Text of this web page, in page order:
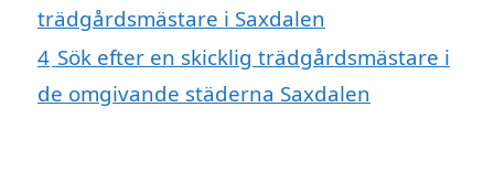
trädgårdsmästare i Saxdalen
4 Sök efter en skicklig trädgårdsmästare i
de omgivande städerna Saxdalen